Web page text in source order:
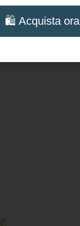
€
🛍️ Acquista ora